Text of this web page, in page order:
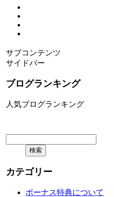
サブコンテンツ
サイドバー
ブログランキング
人気ブログランキング
カテゴリー
ボーナス特典について